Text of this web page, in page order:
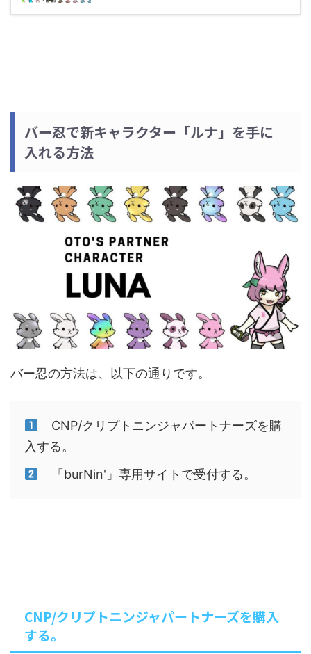
バー忍で新キャラクター「ルナ」を手に
入れる方法
バー忍の方法は、以下の通りです。
CNP/クリプトニンジャパートナーズを購
入する。
「burNin'」専用サイトで受付する。
CNP/クリプトニンジャパートナーズを購入
する。